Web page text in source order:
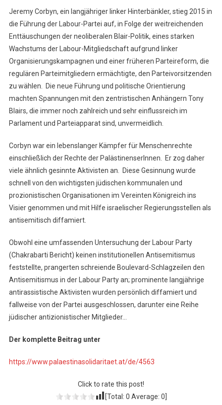
Jeremy Corbyn, ein langjähriger linker Hinterbänkler, stieg 2015 in
die Führung der Labour-Partei auf, in Folge der weitreichenden
Enttäuschungen der neoliberalen Blair-Politik, eines starken
Wachstums der Labour-Mitgliedschaft aufgrund linker
Organisierungskampagnen und einer früheren Parteireform, die
regulären Parteimitgliedern ermächtigte, den Parteivorsitzenden
zu wählen. Die neue Führung und politische Orientierung
machten Spannungen mit den zentristischen Anhängern Tony
Blairs, die immer noch zahlreich und sehr einflussreich im
Parlament und Parteiapparat sind, unvermeidlich.
Corbyn war ein lebenslanger Kämpfer für Menschenrechte
einschließlich der Rechte der PalästinenserInnen. Er zog daher
viele ähnlich gesinnte Aktivisten an. Diese Gesinnung wurde
schnell von den wichtigsten jüdischen kommunalen und
prozionistischen Organisationen im Vereinten Königreich ins
Visier genommen und mit Hilfe israelischer Regierungsstellen als
antisemitisch diffamiert.
Obwohl eine umfassenden Untersuchung der Labour Party
(Chakrabarti Bericht) keinen institutionellen Antisemitismus
feststellte, prangerten schreiende Boulevard-Schlagzeilen den
Antisemitismus in der Labour Party an; prominente langjährige
antirassistische Aktivisten wurden persönlich diffamiert und
fallweise von der Partei ausgeschlossen, darunter eine Reihe
jüdischer antizionistischer Mitglieder…
Der komplette Beitrag unter
https://www.palaestinasolidaritaet.at/de/4563
Click to rate this post!
[Total: 0 Average: 0